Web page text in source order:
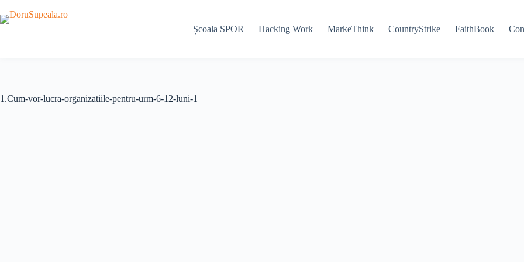
la
conținut
Școala SPOR Hacking Work MarkeThink CountryStrike FaithBook
1.Cum-vor-lucra-organizatiile-pentru-urm-6-12-luni-1